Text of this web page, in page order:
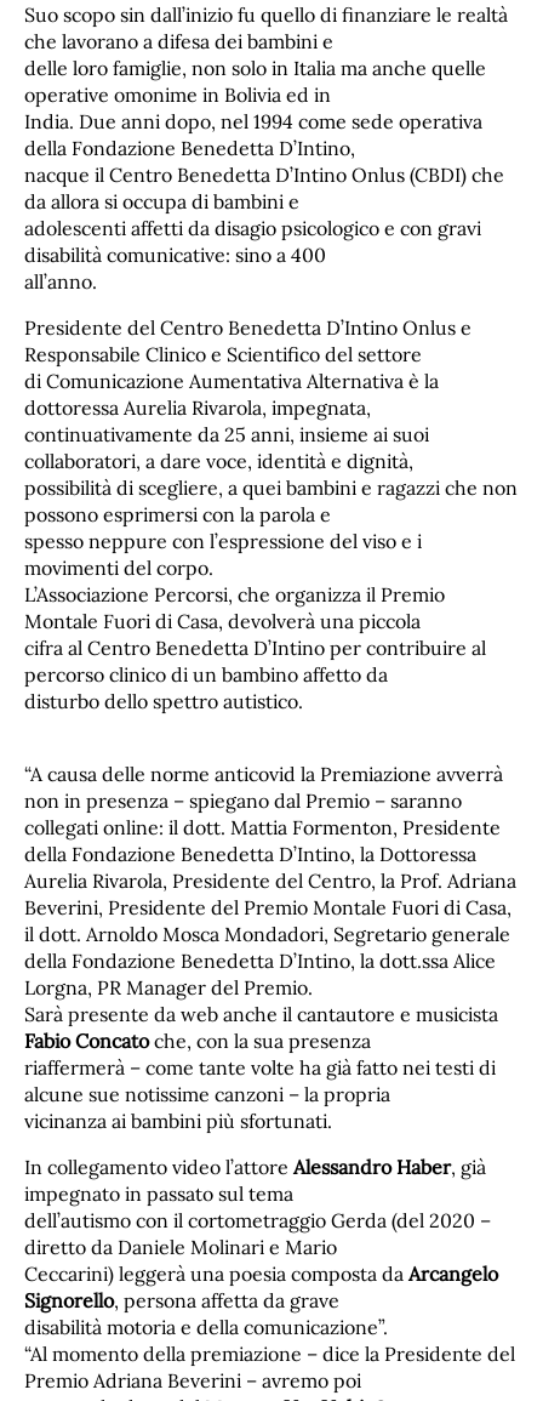
Suo scopo sin dall’inizio fu quello di finanziare le realtà
che lavorano a difesa dei bambini e
delle loro famiglie, non solo in Italia ma anche quelle
operative omonime in Bolivia ed in
India. Due anni dopo, nel 1994 come sede operativa
della Fondazione Benedetta D’Intino,
nacque il Centro Benedetta D’Intino Onlus (CBDI) che
da allora si occupa di bambini e
adolescenti affetti da disagio psicologico e con gravi
disabilità comunicative: sino a 400
all’anno.
Presidente del Centro Benedetta D’Intino Onlus e
Responsabile Clinico e Scientifico del settore
di Comunicazione Aumentativa Alternativa è la
dottoressa Aurelia Rivarola, impegnata,
continuativamente da 25 anni, insieme ai suoi
collaboratori, a dare voce, identità e dignità,
possibilità di scegliere, a quei bambini e ragazzi che non
possono esprimersi con la parola e
spesso neppure con l’espressione del viso e i
movimenti del corpo.
L’Associazione Percorsi, che organizza il Premio
Montale Fuori di Casa, devolverà una piccola
cifra al Centro Benedetta D’Intino per contribuire al
percorso clinico di un bambino affetto da
disturbo dello spettro autistico.
“A causa delle norme anticovid la Premiazione avverrà
non in presenza – spiegano dal Premio – saranno
collegati online: il dott. Mattia Formenton, Presidente
della Fondazione Benedetta D’Intino, la Dottoressa
Aurelia Rivarola, Presidente del Centro, la Prof. Adriana
Beverini, Presidente del Premio Montale Fuori di Casa,
il dott. Arnoldo Mosca Mondadori, Segretario generale
della Fondazione Benedetta D’Intino, la dott.ssa Alice
Lorgna, PR Manager del Premio.
Sarà presente da web anche il cantautore e musicista
Fabio Concatoche, con la sua presenza
riaffermerà – come tante volte ha già fatto nei testi di
alcune sue notissime canzoni – la propria
vicinanza ai bambini più sfortunati.
In collegamento video l’attore Alessandro Haber, già
impegnato in passato sul tema
dell’autismo con il cortometraggio Gerda (del 2020 –
diretto da Daniele Molinari e Mario
Ceccarini) leggerà una poesia composta da Arcangelo
Signorello, persona affetta da grave
disabilità motoria e della comunicazione”.
“Al momento della premiazione – dice la Presidente del
Premio Adriana Beverini – avremo poi